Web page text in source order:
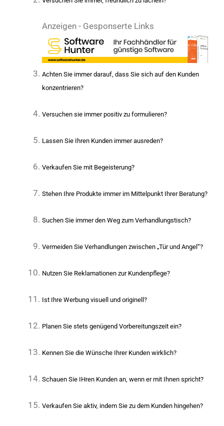
Anzeigen - Gesponserte Links
Achten Sie immer darauf, dass Sie sich auf den Kunden
konzentrieren?
Versuchen sie immer positiv zu formulieren?
Lassen Sie Ihren Kunden immer ausreden?
Verkaufen Sie mit Begeisterung?
Stehen Ihre Produkte immer im Mittelpunkt Ihrer Beratung?
Suchen Sie immer den Weg zum Verhandlungstisch?
Vermeiden Sie Verhandlungen zwischen „Tür und Angel“?
Nutzen Sie Reklamationen zur Kundenpflege?
Ist Ihre Werbung visuell und originell?
Planen Sie stets genügend Vorbereitungszeit ein?
Kennen Sie die Wünsche Ihrer Kunden wirklich?
Schauen Sie IHren Kunden an, wenn er mit Ihnen spricht?
Verkaufen Sie aktiv, indem Sie zu dem Kunden hingehen?